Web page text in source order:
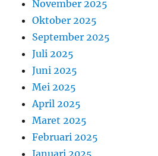
November 2025
Oktober 2025
September 2025
Juli 2025
Juni 2025
Mei 2025
April 2025
Maret 2025
Februari 2025
Januari 2025